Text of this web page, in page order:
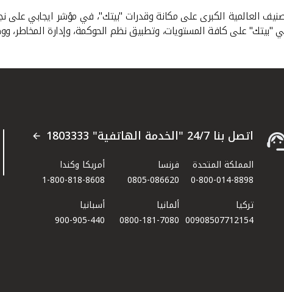
العالمية الكبرى على مكانة وقدرات "بيتك"، في مؤشر ايجابي
في "بيتك" على كافة المستويات، وتطبيق نظم الحوكمة، وإدارة
اتصل بنا 24/7 "الخدمة الهاتفية" 1803333
المملكة المتحدة
0-800-014-8898
فرنسا
0805-086620
أمريكا وكندا
1-800-818-8608
تركيا
00908507712154​
ألمانيا
0800-181-7080
أسبانيا
900-905-440